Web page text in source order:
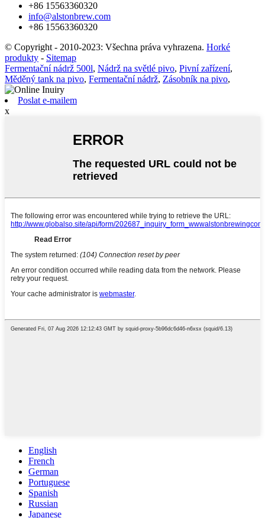
+86 15563360320
info@alstonbrew.com
+86 15563360320
© Copyright - 2010-2023: Všechna práva vyhrazena. Horké
produkty - Sitemap
Fermentační nádrž 500l, Nádrž na světlé pivo, Pivní zařízení,
Měděný tank na pivo, Fermentační nádrž, Zásobník na pivo,
Poslat e-mailem
x
English
French
German
Portuguese
Spanish
Russian
Japanese